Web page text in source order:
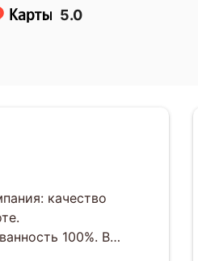
5.0
качество
100%. В
любой вопрос